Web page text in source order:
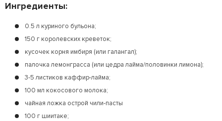
Ингредиенты:
0.5 л куриного бульона;
150 г королевских креветок;
кусочек корня имбиря (или галангал);
палочка лемонграсса (или цедра лайма/половинки лимона);
3-5 листиков каффир-лайма;
100 мл кокосового молока;
чайная ложка острой чили-пасты
100 г шиитаке;